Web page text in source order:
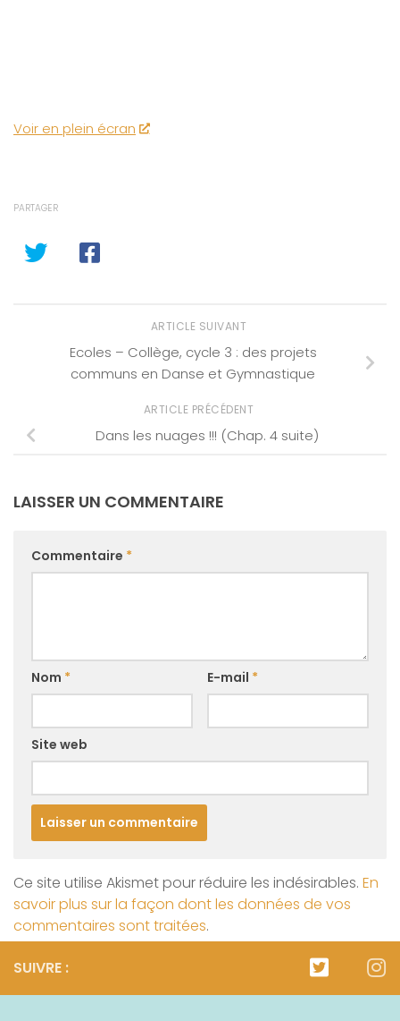
Voir en plein écran
PARTAGER
ARTICLE SUIVANT
Ecoles – Collège, cycle 3 : des projets
communs en Danse et Gymnastique
ARTICLE PRÉCÉDENT
Dans les nuages !!! (Chap. 4 suite)
LAISSER UN COMMENTAIRE
Commentaire *
Nom * E-mail *
Site web
Ce site utilise Akismet pour réduire les indésirables. En
savoir plus sur la façon dont les données de vos
commentaires sont traitées.
SUIVRE :